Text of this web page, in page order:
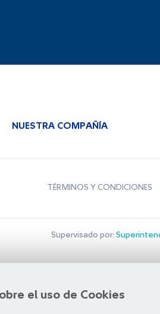
el uso de Cookies
NUESTRA COMPAÑÍA
TÉRMINOS Y CONDICIONES
Supervisado por: